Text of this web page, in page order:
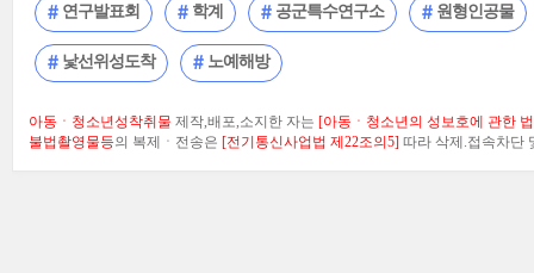
연구발표회 학계 공군특수연구소 원형인공물
낯선위성도착 노예해방
아동ㆍ청소년성착취물 제작,배포,소지한 자는 [아동ㆍ청소년의 성보호에 관한
불법촬영물등의 복제ㆍ전송은 [전기통신사업법 제22조의5] 따라 삭제.접속차단